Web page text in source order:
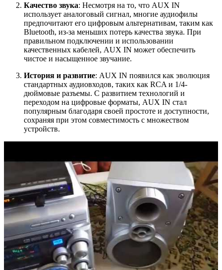
Качество звука: Несмотря на то, что AUX IN
использует аналоговый сигнал, многие аудиофилы
предпочитают его цифровым альтернативам, таким как
Bluetooth, из-за меньших потерь качества звука. При
правильном подключении и использовании
качественных кабелей, AUX IN может обеспечить
чистое и насыщенное звучание.
История и развитие: AUX IN появился как эволюция
стандартных аудиовходов, таких как RCA и 1/4-
дюймовые разъемы. С развитием технологий и
переходом на цифровые форматы, AUX IN стал
популярным благодаря своей простоте и доступности,
сохраняя при этом совместимость с множеством
устройств.